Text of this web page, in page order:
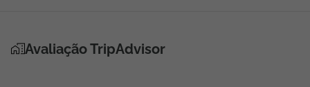
Avaliação TripAdvisor